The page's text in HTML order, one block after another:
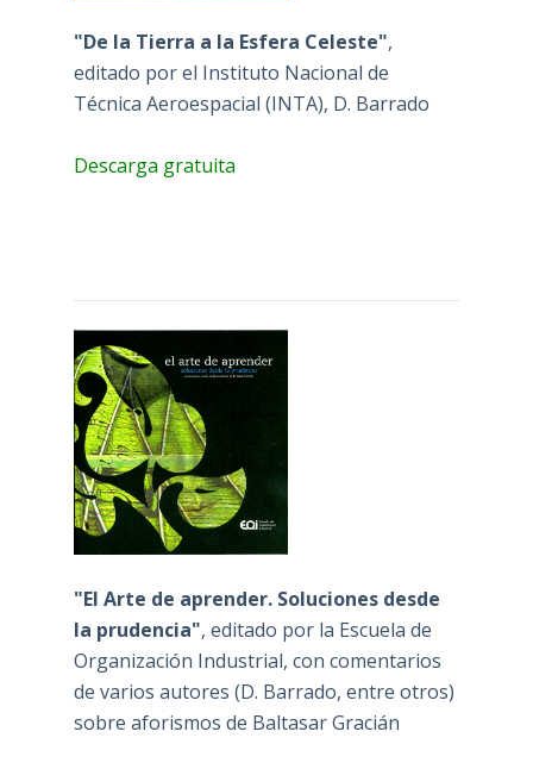
"De la Tierra a la Esfera Celeste",
editado por el Instituto Nacional de
Técnica Aeroespacial (INTA), D. Barrado
Descarga gratuita
"El Arte de aprender. Soluciones desde
la prudencia", editado por la Escuela de
Organización Industrial, con comentarios
de varios autores (D. Barrado, entre otros)
sobre aforismos de Baltasar Gracián